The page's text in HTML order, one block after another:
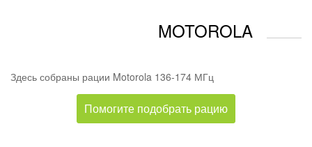
MOTOROLA
Здесь собраны рации Motorola 136-174 МГц
Помогите подобрать рацию